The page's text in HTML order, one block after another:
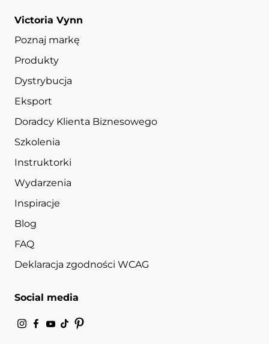
Victoria Vynn
Poznaj markę
Produkty
Dystrybucja
Eksport
Doradcy Klienta Biznesowego
Szkolenia
Instruktorki
Wydarzenia
Inspiracje
Blog
FAQ
Deklaracja zgodności WCAG
Social media